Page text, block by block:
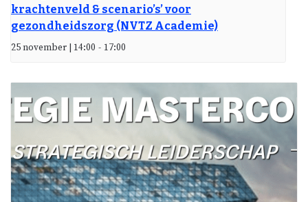
krachtenveld & scenario’s’ voor
gezondheidszorg (NVTZ Academie)
25 november | 14:00 - 17:00